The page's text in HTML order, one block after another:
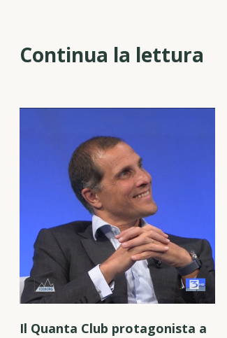
Continua la lettura
Il Quanta Club protagonista a